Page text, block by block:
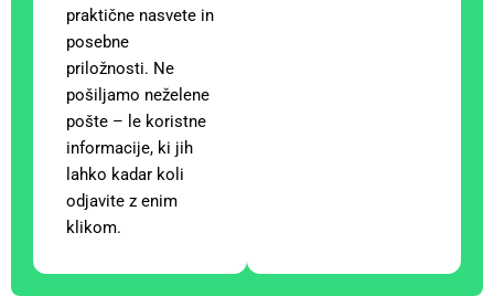
praktične nasvete in
posebne
priložnosti. Ne
pošiljamo neželene
pošte – le koristne
informacije, ki jih
lahko kadar koli
odjavite z enim
klikom.